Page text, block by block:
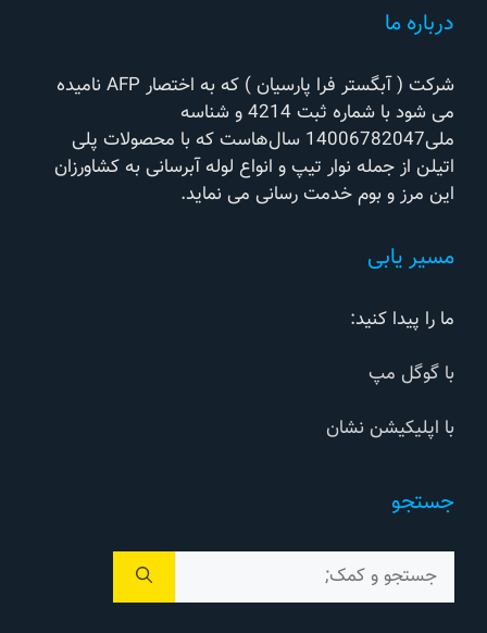
درباره ما
شرکت ( آبگستر فرا پارسیان ) که به اختصار AFP نامیده
می شود با شماره ثبت 4214 و شناسه
ملی14006782047 سال‌هاست که با محصولات پلی
اتیلن از جمله نوار تیپ و انواع لوله آبرسانی به کشاورزان
این مرز و بوم خدمت رسانی می نماید.
مسیر یابی
ما را پیدا کنید:
با گوگل مپ
با اپلیکیشن نشان
جستجو
برای: